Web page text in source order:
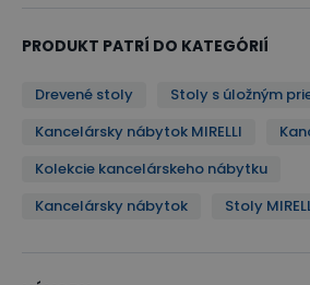
účel estetický.
dosky
2 káblové priechodky
PRODUKT PATRÍ DO KATEGÓRIÍ
Drevené stoly
Stoly s úložným
Kancelársky nábytok MIRELLI
Kolekcie kancelárskeho nábytku
Kancelársky nábytok
Stoly